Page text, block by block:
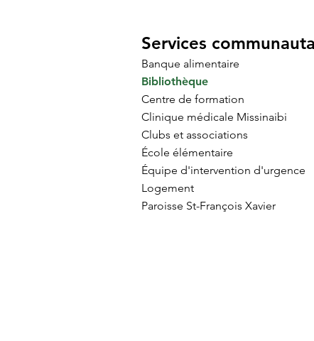
Services
Banque alimentaire
Bibliothèque
Centre de formation
Clinique médicale Missinaibi
Clubs et associations
École élémentaire
Équipe d'intervention d'urgence
Logement
Paroisse St-François Xavier